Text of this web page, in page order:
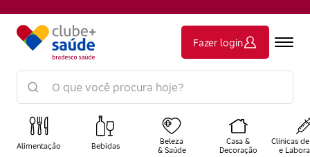
Fazer login
Alimentação Bebidas
Beleza
& Saúde
Casa &
Decoração
Clínicas
e